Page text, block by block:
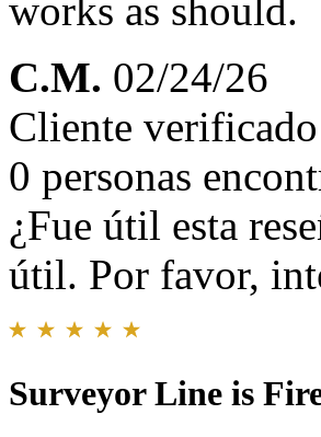
works as should.
C.M. 02/24/26
Cliente verificado
0 personas
¿Fue útil esta
útil. Por favor,
Surveyor Line is